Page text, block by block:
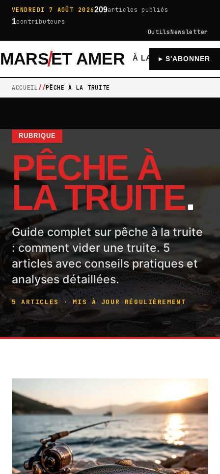
VENDREDI 7 AOÛT 2026209articles publiés
1contributeurs
OutilsNewsletter
MARSET AMER À LA UNE▸ S'ABONNER
ACCUEIL PÊCHE À LA TRUITE
RUBRIQUE
PÊCHE À
LA TRUITE.
Guide complet sur pêche à la truite
: comment vider une truite. 5
articles avec conseils pratiques et
analyses détaillées.
5 ARTICLES · MIS À JOUR RÉGULIÈREMENT